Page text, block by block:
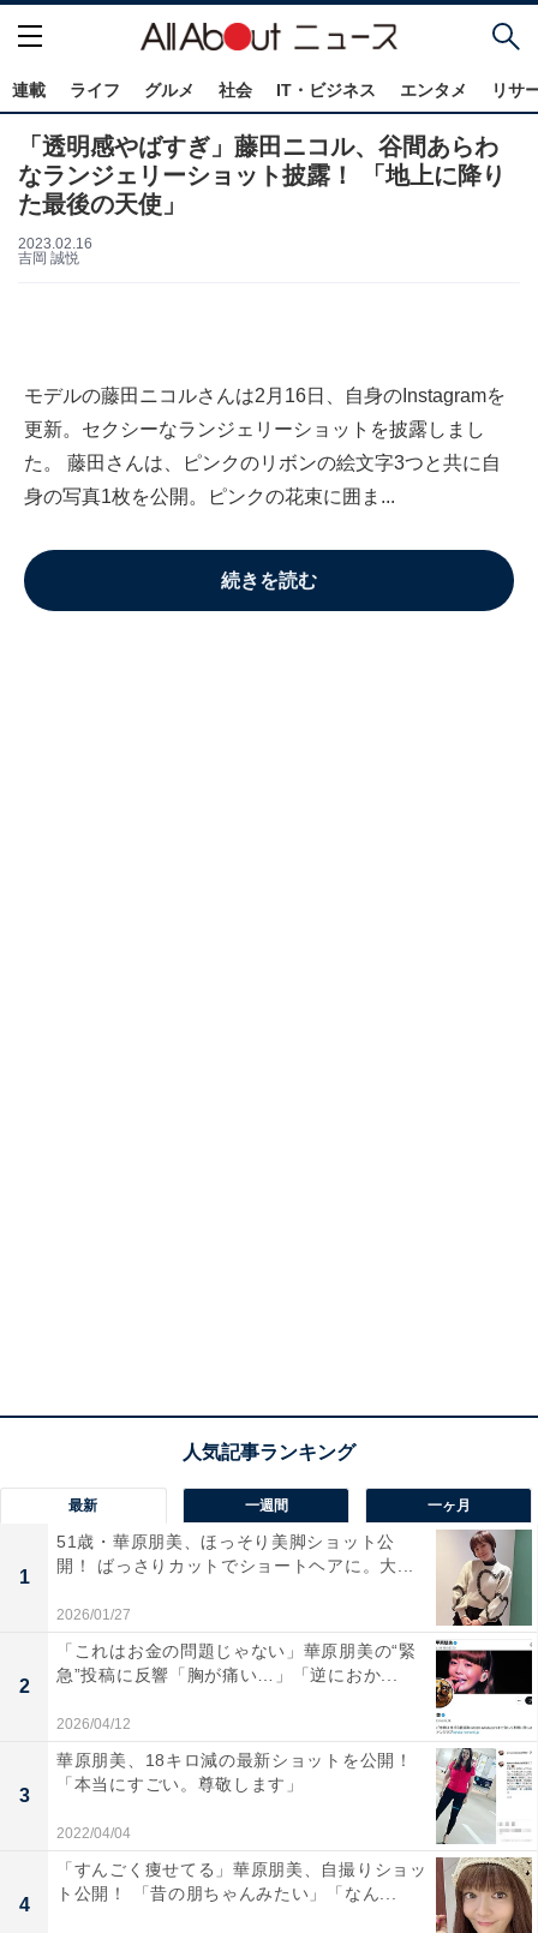
連載 ライフ グルメ 社会 IT・ビジネス エンタメ リサ
「透明感やばすぎ」藤田ニコル、谷間あらわ
なランジェリーショット披露！ 「地上に降り
た最後の天使」
2023.02.16
吉岡 誠悦
モデルの藤田ニコルさんは2月16日、自身のInstagramを
更新。セクシーなランジェリーショットを披露しまし
た。 藤田さんは、ピンクのリボンの絵文字3つと共に自
身の写真1枚を公開。ピンクの花束に囲ま...
続きを読む
最新 一週間 一ヶ月
1
51歳・華原朋美、ほっそり美脚ショット公
開！ ばっさりカットでショートヘアに。大...
2026/01/27
2
「これはお金の問題じゃない」華原朋美の“緊
急”投稿に反響「胸が痛い…」「逆におか...
2026/04/12
3
華原朋美、18キロ減の最新ショットを公開！
「本当にすごい。尊敬します」
2022/04/04
4
「すんごく痩せてる」華原朋美、自撮りショッ
ト公開！ 「昔の朋ちゃんみたい」「なん...